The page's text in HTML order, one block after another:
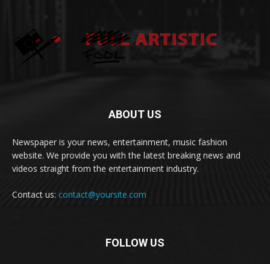
ABOUT US
Newspaper is your news, entertainment, music fashion
website. We provide you with the latest breaking news and
videos straight from the entertainment industry.
Contact us: contact@yoursite.com
FOLLOW US